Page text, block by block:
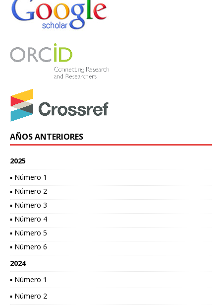
AÑOS ANTERIORES
2025
▪ Número 1
▪ Número 2
▪ Número 3
▪ Número 4
▪ Número 5
▪ Número 6
2024
▪ Número 1
▪ Número 2